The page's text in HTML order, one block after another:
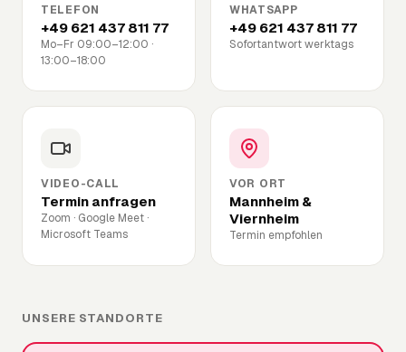
TELEFON
+49 621 437 811 77
Mo–Fr 09:00–12:00 ·
13:00–18:00
WHATSAPP
+49 621 437 811 77
Sofortantwort werktags
VIDEO-CALL
Termin anfragen
Zoom · Google Meet ·
Microsoft Teams
VOR ORT
Mannheim &
Viernheim
Termin empfohlen
UNSERE STANDORTE